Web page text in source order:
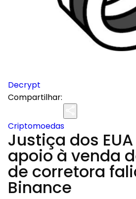
Decrypt
Compartilhar:
Criptomoedas
Justiça dos
apoio à venda
de corretora
Binance